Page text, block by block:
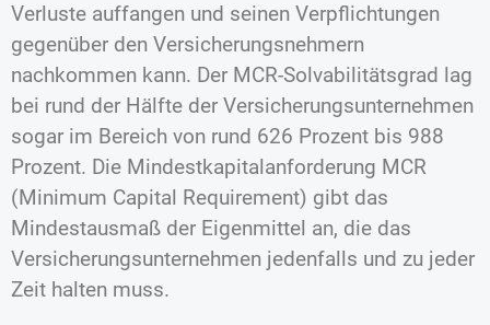
Verluste auffangen und seinen Verpflichtungen
gegenüber den Versicherungsnehmern
nachkommen kann. Der MCR-Solvabilitätsgrad lag
bei rund der Hälfte der Versicherungsunternehmen
sogar im Bereich von rund 626 Prozent bis 988
Prozent. Die Mindestkapitalanforderung MCR
(Minimum Capital Requirement) gibt das
Mindestausmaß der Eigenmittel an, die das
Versicherungsunternehmen jedenfalls und zu jeder
Zeit halten muss.